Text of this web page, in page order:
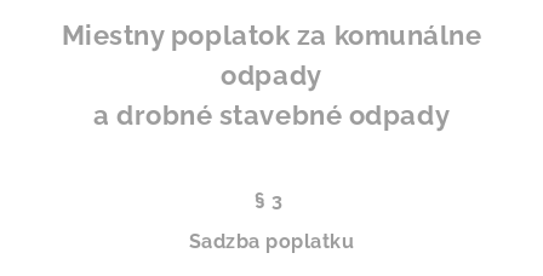
Miestny poplatok za komunálne
odpady
a drobné stavebné odpady
§ 3
Sadzba poplatku